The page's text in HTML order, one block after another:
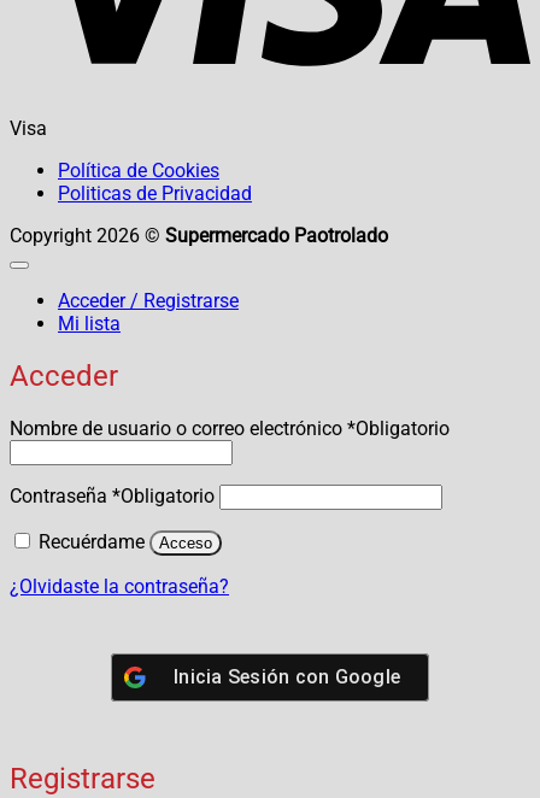
Visa
Política de Cookies
Politicas de Privacidad
Copyright 2026 © Supermercado Paotrolado
Acceder / Registrarse
Mi lista
Acceder
Nombre de usuario o correo electrónico *Obligatorio
Contraseña *Obligatorio
Recuérdame
Acceso
¿Olvidaste la contraseña?
Inicia Sesión con Google
Registrarse